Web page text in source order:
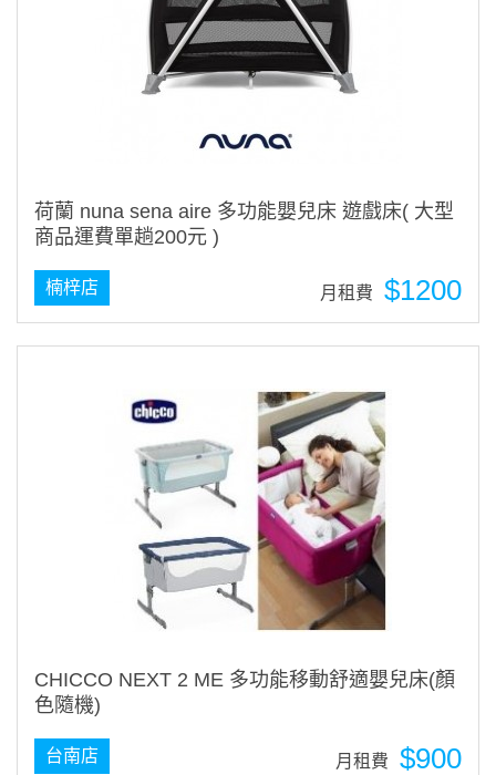
荷蘭 nuna sena aire 多功能嬰兒床 遊戲床( 大型
商品運費單趟200元 )
$1200
月租費
楠梓店
CHICCO NEXT 2 ME 多功能移動舒適嬰兒床(顏
色隨機)
$900
月租費
台南店